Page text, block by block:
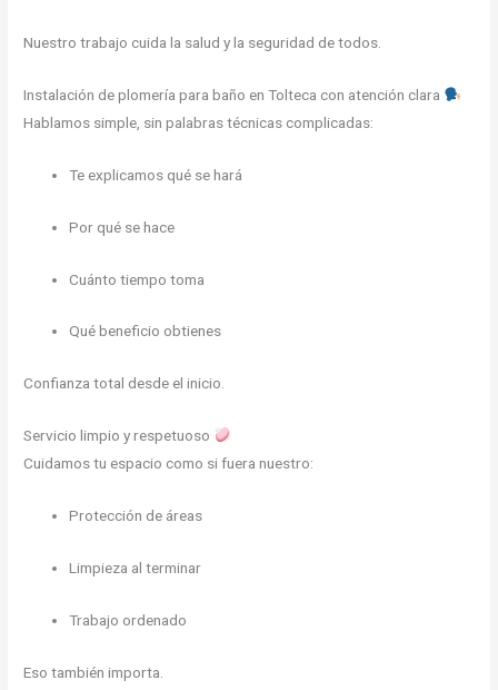
Nuestro trabajo cuida la salud y la seguridad de todos.
Instalación de plomería para baño en Tolteca con atención clara
Hablamos simple, sin palabras técnicas complicadas:
Te explicamos qué se hará
Por qué se hace
Cuánto tiempo toma
Qué beneficio obtienes
Confianza total desde el inicio.
Servicio limpio y respetuoso
Cuidamos tu espacio como si fuera nuestro:
Protección de áreas
Limpieza al terminar
Trabajo ordenado
Eso también importa.